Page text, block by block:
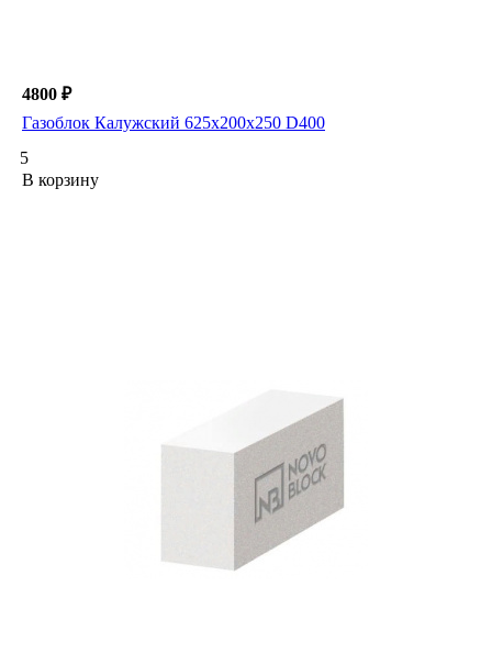
4800 ₽
Газоблок Калужский 625х200х250 D400
5
В корзину